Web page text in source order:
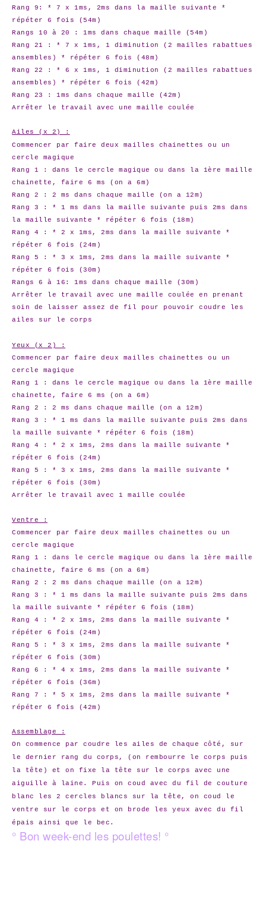
Rang 9: * 7 x 1ms, 2ms dans la maille suivante *
répéter 6 fois (54m)
Rangs 10 à 20 : 1ms dans chaque maille (54m)
Rang 21 : * 7 x 1ms, 1 diminution (2 mailles rabattues
ansembles) * répéter 6 fois (48m)
Rang 22 : * 6 x 1ms, 1 diminution (2 mailles rabattues
ansembles) * répéter 6 fois (42m)
Rang 23 : 1ms dans chaque maille (42m)
Arrêter le travail avec une maille coulée
Ailes (x 2) :
Commencer par faire deux mailles chainettes ou un
cercle magique
Rang 1 : dans le cercle magique ou dans la 1ère maille
chainette, faire 6 ms (on a 6m)
Rang 2 : 2 ms dans chaque maille (on a 12m)
Rang 3 : * 1 ms dans la maille suivante puis 2ms dans
la maille suivante * répéter 6 fois (18m)
Rang 4 : * 2 x 1ms, 2ms dans la maille suivante *
répéter 6 fois (24m)
Rang 5 : * 3 x 1ms, 2ms dans la maille suivante *
répéter 6 fois (30m)
Rangs 6 à 16: 1ms dans chaque maille (30m)
Arrêter le travail avec une maille coulée en prenant
soin de laisser assez de fil pour pouvoir coudre les
ailes sur le corps
Yeux (x 2) :
Commencer par faire deux mailles chainettes ou un
cercle magique
Rang 1 : dans le cercle magique ou dans la 1ère maille
chainette, faire 6 ms (on a 6m)
Rang 2 : 2 ms dans chaque maille (on a 12m)
Rang 3 : * 1 ms dans la maille suivante puis 2ms dans
la maille suivante * répéter 6 fois (18m)
Rang 4 : * 2 x 1ms, 2ms dans la maille suivante *
répéter 6 fois (24m)
Rang 5 : * 3 x 1ms, 2ms dans la maille suivante *
répéter 6 fois (30m)
Arrêter le travail avec 1 maille coulée
Ventre :
Commencer par faire deux mailles chainettes ou un
cercle magique
Rang 1 : dans le cercle magique ou dans la 1ère maille
chainette, faire 6 ms (on a 6m)
Rang 2 : 2 ms dans chaque maille (on a 12m)
Rang 3 : * 1 ms dans la maille suivante puis 2ms dans
la maille suivante * répéter 6 fois (18m)
Rang 4 : * 2 x 1ms, 2ms dans la maille suivante *
répéter 6 fois (24m)
Rang 5 : * 3 x 1ms, 2ms dans la maille suivante *
répéter 6 fois (30m)
Rang 6 : * 4 x 1ms, 2ms dans la maille suivante *
répéter 6 fois (36m)
Rang 7 : * 5 x 1ms, 2ms dans la maille suivante *
répéter 6 fois (42m)
Assemblage :
On commence par coudre les ailes de chaque côté, sur
le dernier rang du corps, (on rembourre le corps puis
la tête) et on fixe la tête sur le corps avec une
aiguille à laine.
Puis on coud avec du fil de couture
blanc les 2 cercles blancs sur la tête, on coud le
ventre sur le corps et on brode les yeux avec du fil
épais ainsi que le bec.
° Bon week-end les poulettes! °